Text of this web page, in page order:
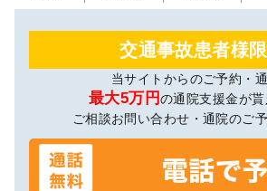
交通事故患者様
当サイトからのご予約・
最大5万円の通院支援金が貰
ご相談お問い合わせ・通院のご